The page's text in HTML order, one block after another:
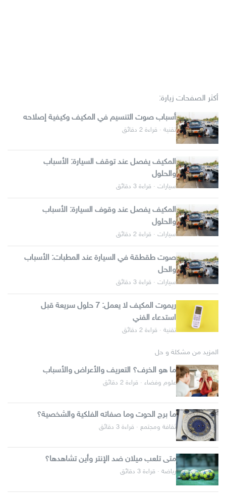
أكثر الصفحات زيارة:
أسباب صوت التنسيم في المكيف وكيفية إصلاحه
تقنية · قراءة 2 دقائق
المكيف يفصل عند توقف السيارة: الأسباب
والحلول
سيارات · قراءة 3 دقائق
المكيف يفصل عند وقوف السيارة: الأسباب
والحلول
سيارات · قراءة 2 دقائق
صوت طقطقة في السيارة عند المطبات: الأسباب
والحل
سيارات · قراءة 3 دقائق
ريموت المكيف لا يعمل: 7 حلول سريعة قبل
استدعاء الفني
تقنية · قراءة 2 دقائق
المزيد من مشكلة و حل
ما هو الخرف؟ التعريف والأعراض والأسباب
علوم وفضاء · قراءة 2 دقائق
ما برج الحوت وما صفاته الفلكية والشخصية؟
ثقافة ومجتمع · قراءة 3 دقائق
متى تلعب ميلان ضد الإنتر وأين تشاهدها؟
رياضة · قراءة 3 دقائق